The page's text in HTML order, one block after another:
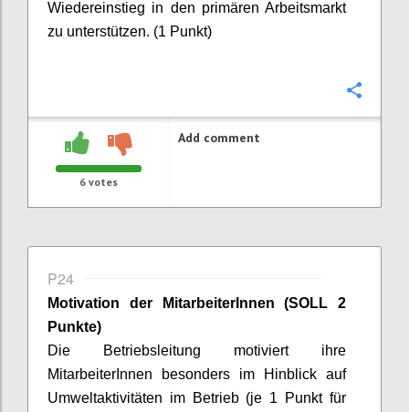
Wiedereinstieg in den primären Arbeitsmarkt
zu unterstützen. (1 Punkt)
6 votes
Add comment
P24
Motivation der MitarbeiterInnen (SOLL 2
Punkte)
Die Betriebsleitung motiviert ihre
MitarbeiterInnen besonders im Hinblick auf
Umweltaktivitäten im Betrieb (je 1 Punkt für